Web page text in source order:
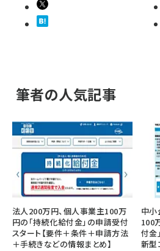
筆者の人気記事
法人200万円、個人事業主100万
円の「持続化給付金」の申請受付
スタート【要件＋条件＋申請方法
＋手続きなどの情報まとめ】
中小
100
付金
新型